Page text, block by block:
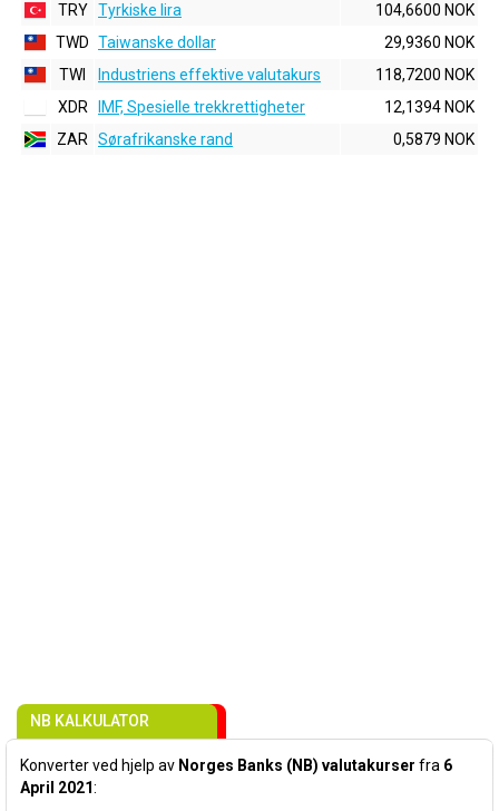
TRY Tyrkiske lira
104,6600 NOK
TWD Taiwanske dollar
29,9360 NOK
TWI
Industriens effektive valutakurs
118,7200 NOK
XDR
IMF, Spesielle trekkrettigheter
12,1394 NOK
ZAR
Sørafrikanske rand 0,5879 NOK
NB KALKULATOR
Konverter ved hjelp av Norges Banks (NB) valutakurser fra 6
April 2021: